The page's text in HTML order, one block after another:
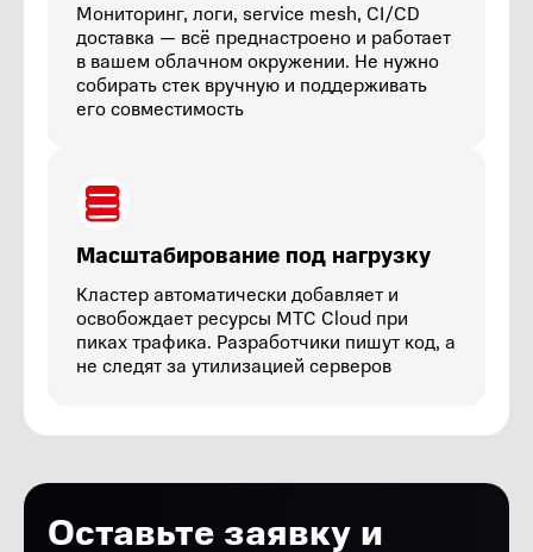
Мониторинг, логи, service mesh, CI/CD
доставка — всё преднастроено и работает
в вашем облачном окружении. Не нужно
собирать стек вручную и поддерживать
его совместимость
Масштабирование под нагрузку
Кластер автоматически добавляет и
освобождает ресурсы МТС Cloud при
пиках трафика. Разработчики пишут код, а
не следят за утилизацией серверов
Оставьте заявку и